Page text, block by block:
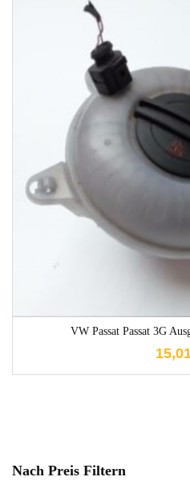
Nach Preis Filtern
VW Passat Passat 3G
1-